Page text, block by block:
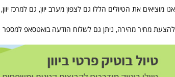
אנו מוציאים את הטיולים הללו גם לצפון מערב יוון, גם למרכז
להצעת מחיר מהירה, ניתן גם לשלוח הודעה בואטסאפ למספר